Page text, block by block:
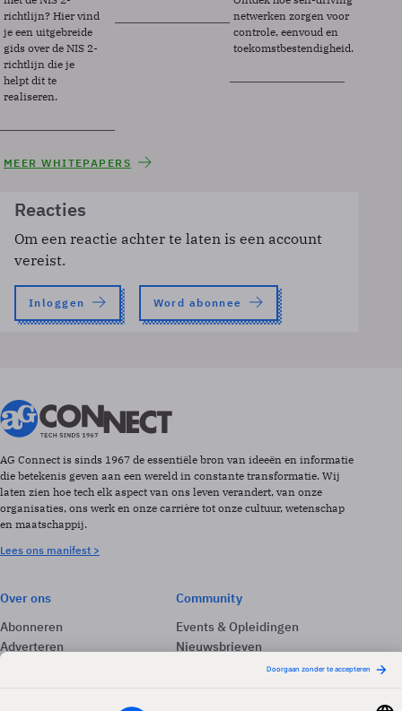
richtlijn? Hier vind
je een uitgebreide
gids over de NIS 2-
richtlijn die je
helpt dit te
realiseren.
netwerken zorgen voor
controle, eenvoud en
toekomstbestendigheid.
MEER WHITEPAPERS
Reacties
Om een reactie achter te laten is een account
vereist.
Inloggen Word abonnee
AG Connect is sinds 1967 de essentiële bron van ideeën en informatie
die betekenis geven aan een wereld in constante transformatie. Wij
laten zien hoe tech elk aspect van ons leven verandert, van onze
organisaties, ons werk en onze carrière tot onze cultuur, wetenschap
en maatschappij.
Lees ons manifest >
Over ons
Abonneren
Adverteren
Community
Events & Opleidingen
Nieuwsbrieven